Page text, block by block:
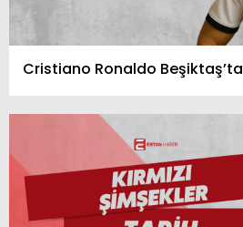
Cristiano Ronaldo Beşiktaş’ta